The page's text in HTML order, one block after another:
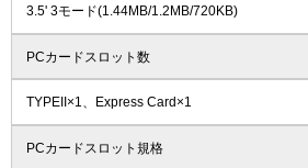
3.5' 3モード(1.44MB/1.2MB/720KB)
PCカードスロット数
TYPEII×1、Express Card×1
PCカードスロット規格